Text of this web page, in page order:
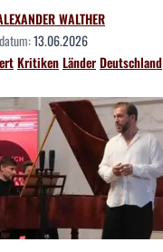
WALTHER
13.06.2026
KritikenLänderDeutschland